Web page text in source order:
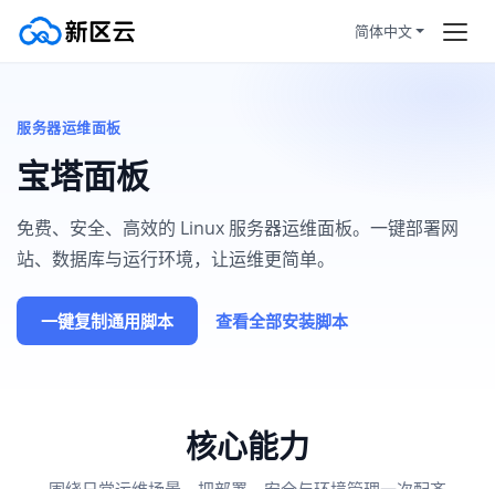
服务条款
拼团活动 HOT
简体中文
服务器运维面板
宝塔面板
免费、安全、高效的 Linux 服务器运维面板。一键部署网
站、数据库与运行环境，让运维更简单。
一键复制通用脚本 查看全部安装脚本
核心能力